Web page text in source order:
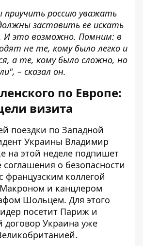
россию уважать
заставить ее искать
И это возможно. Помним: в
не те, кому было легко и
а те, кому было сложно, но
– сказал он.
по Европе:
визита
поездки по Западной
Украины Владимир
на этой неделе подпишет
соглашения о безопасности
французским коллегой
и канцлером
Шольцем. Для этого
посетит Париж и
договор Украина уже